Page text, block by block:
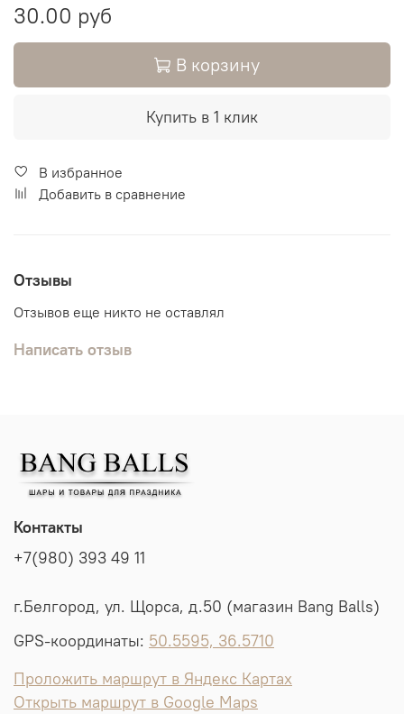
30.00 руб
В корзину
Купить в 1 клик
В избранное
Добавить в сравнение
Отзывы
Отзывов еще никто не оставлял
Написать отзыв
Контакты
+7(980) 393 49 11
г.Белгород, ул. Щорса, д.50 (магазин Bang Balls)
GPS-координаты: 50.5595, 36.5710
Проложить маршрут в Яндекс Картах
Открыть маршрут в Google Maps